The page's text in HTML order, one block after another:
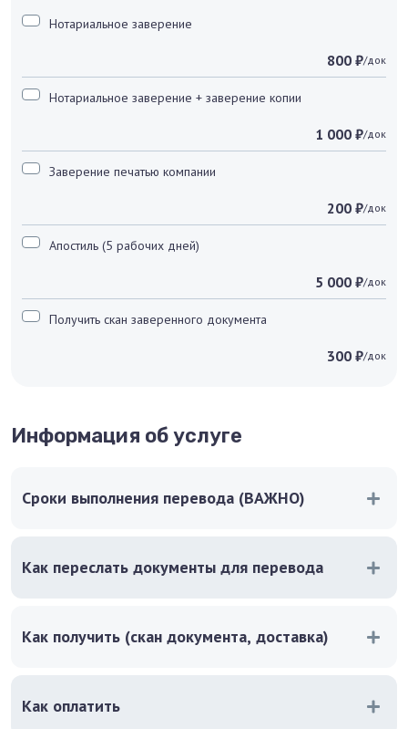
Нотариальное заверение
800 ₽/док
Нотариальное заверение + заверение копии
1 000 ₽/док
Заверение печатью компании
200 ₽/док
Апостиль (5 рабочих дней)
5 000 ₽/док
Получить скан заверенного документа
300 ₽/док
Информация об услуге
Сроки выполнения перевода (ВАЖНО)
Как переслать документы для перевода
Как получить (скан документа, доставка)
Как оплатить